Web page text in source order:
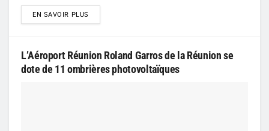
EN SAVOIR PLUS
L’Aéroport Réunion Roland Garros de la Réunion se
dote de 11 ombrières photovoltaïques